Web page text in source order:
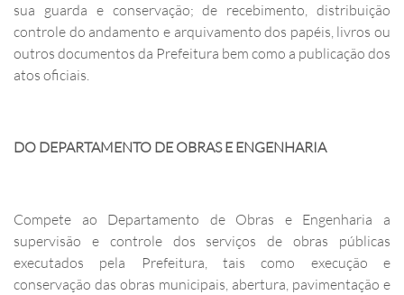
sua guarda e conservação; de recebimento, distribuição
controle do andamento e arquivamento dos papéis, livros ou
outros documentos da Prefeitura bem como a publicação dos
atos oficiais.
DO DEPARTAMENTO DE OBRAS E ENGENHARIA
Compete ao Departamento de Obras e Engenharia a
supervisão e controle dos serviços de obras públicas
executados pela Prefeitura, tais como execução e
conservação das obras municipais, abertura, pavimentação e